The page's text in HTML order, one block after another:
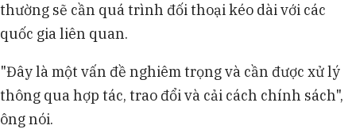
thường sẽ cần quá trình đối thoại kéo dài với các
quốc gia liên quan.
"Đây là một vấn đề nghiêm trọng và cần được xử lý
thông qua hợp tác, trao đổi và cải cách chính sách",
ông nói.